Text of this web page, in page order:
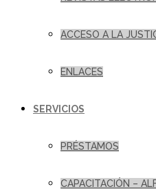
ACCESO A LA
ENLACES
SERVICIOS
PRÉSTAMOS
CAPACITACIÓN –